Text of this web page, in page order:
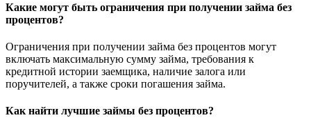
Какие могут быть ограничения при получении займа без
процентов?
Ограничения при получении займа без процентов могут
включать максимальную сумму займа, требования к
кредитной истории заемщика, наличие залога или
поручителей, а также сроки погашения займа.
Как найти лучшие займы без процентов?